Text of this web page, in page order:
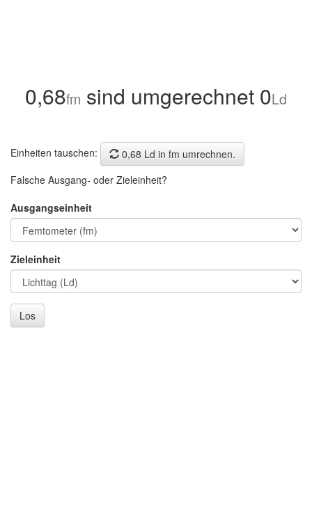
0,68fm sind umgerechnet 0Ld
Einheiten tauschen:
0,68 Ld in fm umrechnen.
Falsche Ausgang- oder Zieleinheit?
Ausgangseinheit
Zieleinheit
Los